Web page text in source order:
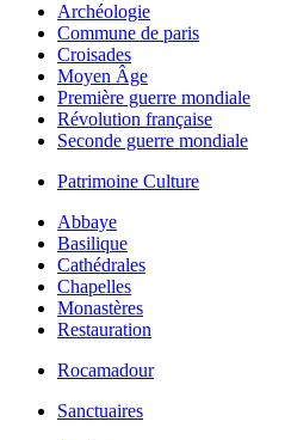
Archéologie
Commune de paris
Croisades
Moyen Âge
Première guerre mondiale
Révolution française
Seconde guerre mondiale
Patrimoine Culture
Abbaye
Basilique
Cathédrales
Chapelles
Monastères
Restauration
Rocamadour
Sanctuaires